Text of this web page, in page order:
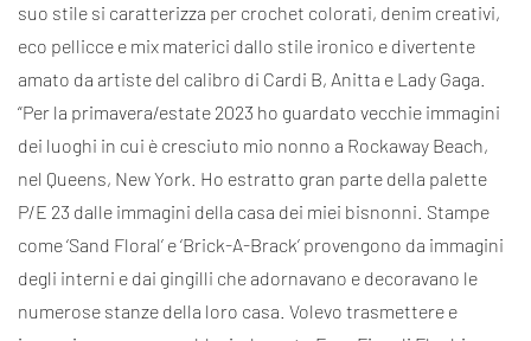
suo stile si caratterizza per crochet colorati, denim creativi,
eco pellicce e mix materici dallo stile ironico e divertente
amato da artiste del calibro di Cardi B, Anitta e Lady Gaga.
“Per la primavera/estate 2023 ho guardato vecchie immagini
dei luoghi in cui è cresciuto mio nonno a Rockaway Beach,
nel Queens, New York. Ho estratto gran parte della palette
P/E 23 dalle immagini della casa dei miei bisnonni. Stampe
come ‘Sand Floral’ e ‘Brick-A-Brack’ provengono da immagini
degli interni e dai gingilli che adornavano e decoravano le
numerose stanze della loro casa. Volevo trasmettere e